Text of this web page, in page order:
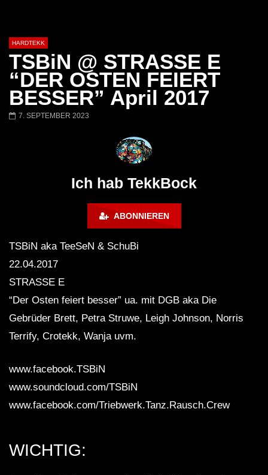
Später
Halberstadt 06.07.13 [HQ]
00:52:44
HARDTEKK
TSBiN @ STRASSE E
“DER OSTEN FEIERT
BESSER” April 2017
7. SEPTEMBER 2023
Ich hab TekkBock
ABONNIEREN
TSBiN aka TeeSeN & SchuBi
22.04.2017
STRASSE E
“Der Osten feiert besser” ua. mit DGB aka Die
Gebrüder Brett, Petra Struwe, Leigh Johnson, Norris
Terrify, Crotekk, Wanja uvm.
www.facebook.TSBiN
www.soundcloud.com/TSBiN
www.facebook.com/Triebwerk.Tanz.Rausch.Crew
WICHTIG: